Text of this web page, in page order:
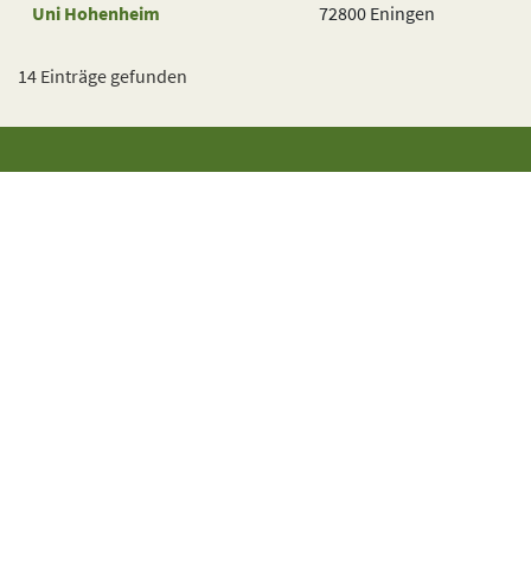
Uni Hohenheim
72800 Eningen
14 Einträge gefunden